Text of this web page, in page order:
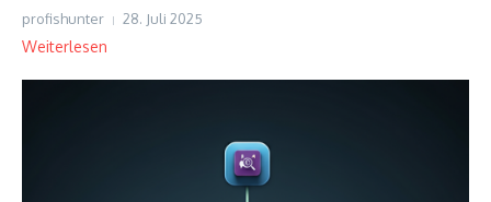
profishunter 28. Juli 2025
Weiterlesen